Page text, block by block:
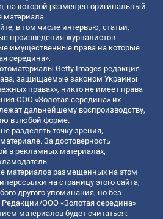
, на которой размещен оригинальный
материала.
в том числе интервью, статьи,
произведения журналистов
имущественные права на которые
середина».
Getty Images редакция
защищаемые законом Украины
правах», никто не имеет права
ООО «Золотая середина» их
дальнейшему воспроизводству,
в любой форме.
разделять точку зрения,
За достоверность
в рекламных материалах,
материалов размещенных на этом
на страницу этого сайта,
другого упоминания, но без
ООО «Золотая середина»
материалов будет считаться: